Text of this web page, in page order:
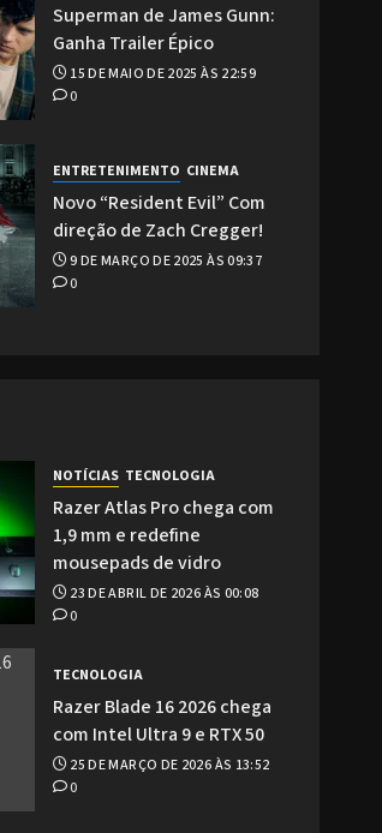
Superman de James Gunn:
Ganha Trailer Épico
15 DE MAIO DE 2025 ÀS 22:59
0
ENTRETENIMENTO CINEMA
Novo “Resident Evil” Com
direção de Zach Cregger!
9 DE MARÇO DE 2025 ÀS 09:37
0
NOTÍCIAS TECNOLOGIA
Razer Atlas Pro chega com
1,9 mm e redefine
mousepads de vidro
23 DE ABRIL DE 2026 ÀS 00:08
0
TECNOLOGIA
Razer Blade 16 2026 chega
com Intel Ultra 9 e RTX 50
25 DE MARÇO DE 2026 ÀS 13:52
0